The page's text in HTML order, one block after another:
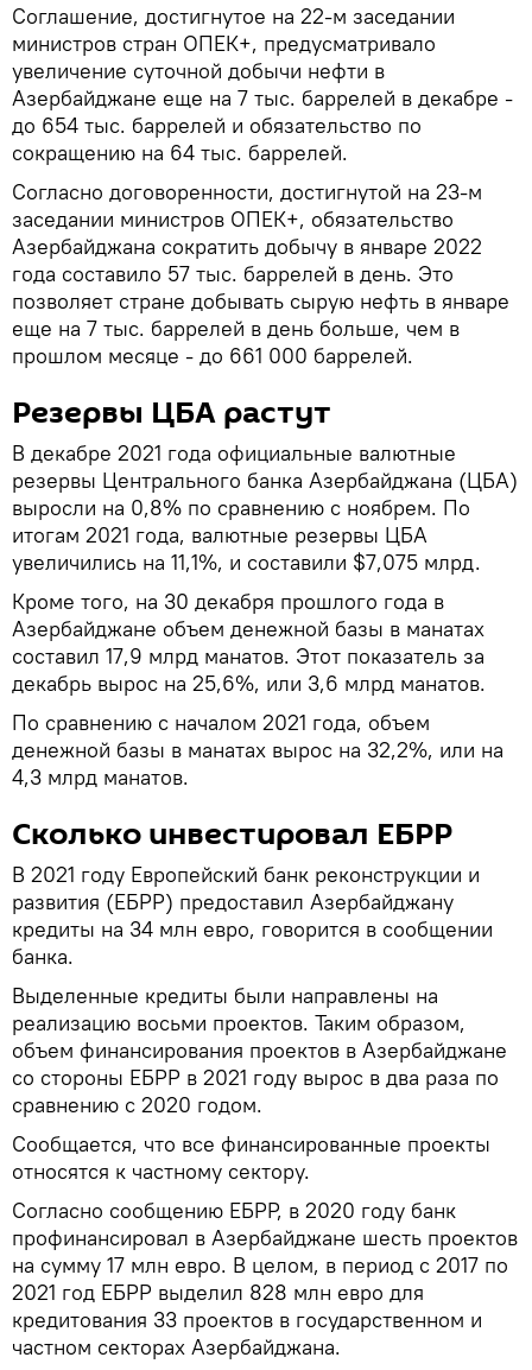
Соглашение, достигнутое на 22-м заседании
министров стран ОПЕК+, предусматривало
увеличение суточной добычи нефти в
Азербайджане еще на 7 тыс. баррелей в декабре -
до 654 тыс. баррелей и обязательство по
сокращению на 64 тыс. баррелей.
Согласно договоренности, достигнутой на 23-м
заседании министров ОПЕК+, обязательство
Азербайджана сократить добычу в январе 2022
года составило 57 тыс. баррелей в день. Это
позволяет стране добывать сырую нефть в январе
еще на 7 тыс. баррелей в день больше, чем в
прошлом месяце - до 661 000 баррелей.
Резервы ЦБА растут
В декабре 2021 года официальные валютные
резервы Центрального банка Азербайджана (ЦБА)
выросли на 0,8% по сравнению с ноябрем. По
итогам 2021 года, валютные резервы ЦБА
увеличились на 11,1%, и составили $7,075 млрд.
Кроме того, на 30 декабря прошлого года в
Азербайджане объем денежной базы в манатах
составил 17,9 млрд манатов. Этот показатель за
декабрь вырос на 25,6%, или 3,6 млрд манатов.
По сравнению с началом 2021 года, объем
денежной базы в манатах вырос на 32,2%, или на
4,3 млрд манатов.
Сколько инвестировал ЕБРР
В 2021 году Европейский банк реконструкции и
развития (ЕБРР) предоставил Азербайджану
кредиты на 34 млн евро, говорится в сообщении
банка.
Выделенные кредиты были направлены на
реализацию восьми проектов. Таким образом,
объем финансирования проектов в Азербайджане
со стороны ЕБРР в 2021 году вырос в два раза по
сравнению с 2020 годом.
Сообщается, что все финансированные проекты
относятся к частному сектору.
Согласно сообщению ЕБРР, в 2020 году банк
профинансировал в Азербайджане шесть проектов
на сумму 17 млн евро. В целом, в период с 2017 по
2021 год ЕБРР выделил 828 млн евро для
кредитования 33 проектов в государственном и
частном секторах Азербайджана.